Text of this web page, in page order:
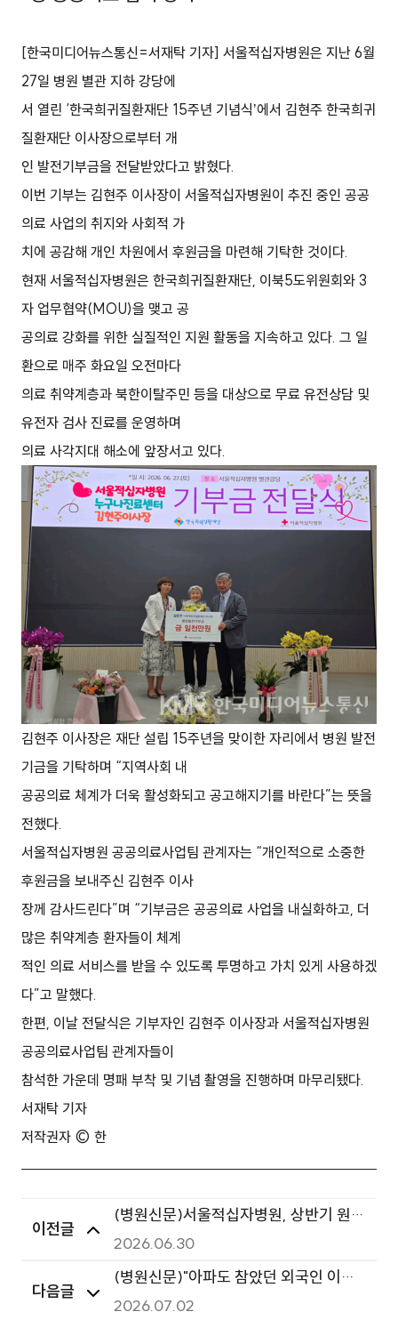
[한국미디어뉴스통신=서재탁 기자] 서울적십자병원은 지난 6월
27일 병원 별관 지하 강당에
서 열린 ‘한국희귀질환재단 15주년 기념식ʼ에서 김현주 한국희귀
질환재단 이사장으로부터 개
인 발전기부금을 전달받았다고 밝혔다.
이번 기부는 김현주 이사장이 서울적십자병원이 추진 중인 공공
의료 사업의 취지와 사회적 가
치에 공감해 개인 차원에서 후원금을 마련해 기탁한 것이다.
현재 서울적십자병원은 한국희귀질환재단, 이북5도위원회와 3
자 업무협약(MOU)을 맺고 공
공의료 강화를 위한 실질적인 지원 활동을 지속하고 있다. 그 일
환으로 매주 화요일 오전마다
의료 취약계층과 북한이탈주민 등을 대상으로 무료 유전상담 및
유전자 검사 진료를 운영하며
의료 사각지대 해소에 앞장서고 있다.
김현주 이사장은 재단 설립 15주년을 맞이한 자리에서 병원 발전
기금을 기탁하며 “지역사회 내
공공의료 체계가 더욱 활성화되고 공고해지기를 바란다”는 뜻을
전했다.
서울적십자병원 공공의료사업팀 관계자는 “개인적으로 소중한
후원금을 보내주신 김현주 이사
장께 감사드린다”며 “기부금은 공공의료 사업을 내실화하고, 더
많은 취약계층 환자들이 체계
적인 의료 서비스를 받을 수 있도록 투명하고 가치 있게 사용하겠
다”고 말했다.
한편, 이날 전달식은 기부자인 김현주 이사장과 서울적십자병원
공공의료사업팀 관계자들이
참석한 가운데 명패 부착 및 기념 촬영을 진행하며 마무리됐다.
서재탁 기자
저작권자 © 한
이전글
(병원신문)서울적십자병원, 상반기 원내
대표협의체 회의 개최
2026.06.30
다음글
(병원신문)"아파도 참았던 외국인 이웃
들, 이제 병원 문턱이 낮아진다"
2026.07.02